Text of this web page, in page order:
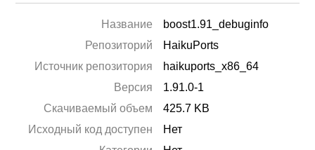
Название
boost1.91_debuginfo
Репозиторий
HaikuPorts
Источник репозитория
haikuports_x86_64
Версия
1.91.0-1
Скачиваемый объем
425.7 KB
Исходный код доступен
Нет